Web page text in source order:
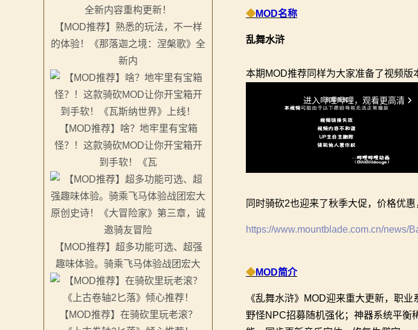
骑砍2《战帆》v1.2.7与本体v1.4.7正式版更新日志
【MOD推荐】熟悉的玩法，不一样
的体验！《那落迦之境：涅槃歌》全
新内
【MOD推荐】啥？地牢里有宝箱
怪？！这款骑砍MOD让你开宝箱开
到手软！《瓦
【MOD推荐】超多功能可选、超强
趣味体验。骑乘飞马体验战团宏大
【MOD推荐】在骑砍里玩老滚？
◆MOD名称
乱舞水浒
本期MOD推荐同样为大家准备了视频版
同时骑砍2也迎来了秋季大促，价格优
https://www.mountblade.com.cn/news/
◆MOD简介
《乱舞水浒》MOD迎来重大更新，职
野怪NPC招募随机强化；神器系统平衡